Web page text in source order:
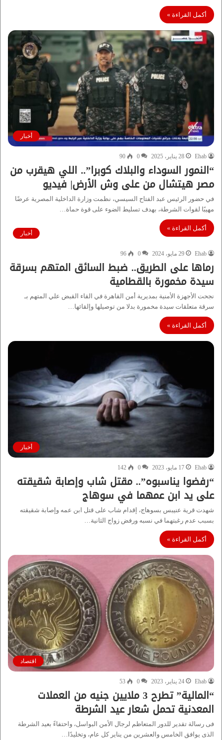
أكمل القراءة »
أخبار
Ehab 28 يناير، 2025 0
90
“النمور السوداء والبلاك كوبرا”.. اللي هيقرب من
مصر هيتشال من على وش الأرض| فيديو
في حضور الرئيس عبد الفتاح السيسي، نظمت وزارة الداخلية المصرية عرضًا
مهيبًا لقوات الشرطة، بهدف تسليط الضوء على قوة حماة…
أكمل القراءة »
أخبار
Ehab 29 مايو، 2024 0
96
رماها على الطريق.. ضبط السائق المتهم بسرقة
سيدة مخمورة بالقطامية
نجحت الأجهزة الأمنية بمديرية أمن القاهرة في القاء القبض علي المتهم بـ
سرقة متعلقات سيدة مخمورة بدلا من توصيلها وإلقائها…
أكمل القراءة »
أخبار
Ehab 17 مايو، 2023 0
142
“رفضوا يناسبوه”.. مقتل شاب وإصابة شقيقته
على يد ابن عمهما في سوهاج
شهدت قرية عنيبس بسوهاج، إقدام شاب على قتل ابن عمه وإصابة شقيقته
بسبب عدم رغبتهما في نسبه ورفض زواج الثانية…
أكمل القراءة »
اقتصاد
Ehab 24 يناير، 2023 0
53
“المالية” تطرح 3 ملايين جنيه من العملات
المعدنية تحمل شعار عيد الشرطة
فى رسالة تقدير للدور المتعاظم لرجال الأمن البواسل، واحتفاءً بعيد الشرطة
الذى يوافق الخامس والعشرين من يناير كل عام، وتخليدًا…